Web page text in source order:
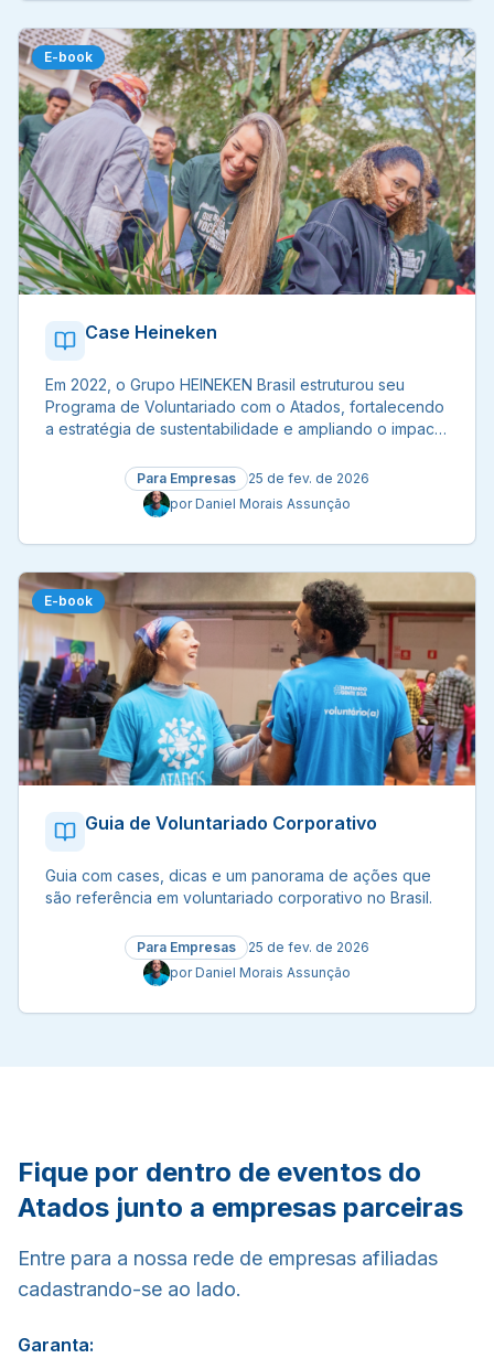
E-book
Case Heineken
Em 2022, o Grupo HEINEKEN Brasil estruturou seu
Programa de Voluntariado com o Atados, fortalecendo
a estratégia de sustentabilidade e ampliando o impacto
Para Empresas
25 de fev. de 2026
porDaniel Morais Assunção
E-book
Guia de Voluntariado Corporativo
Guia com cases, dicas e um panorama de ações que
são referência em voluntariado corporativo no Brasil.
Para Empresas
25 de fev. de 2026
porDaniel Morais Assunção
Fique por dentro de eventos do
Atados junto a empresas parceiras
Entre para a nossa rede de empresas afiliadas
cadastrando-se ao lado.
Garanta: